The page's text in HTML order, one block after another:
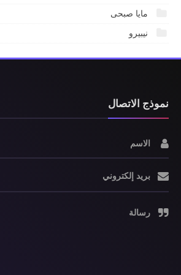
مايا صبحى
نيبيرو
نموذج الاتصال
الاسم
بريد إلكتروني
رسالة